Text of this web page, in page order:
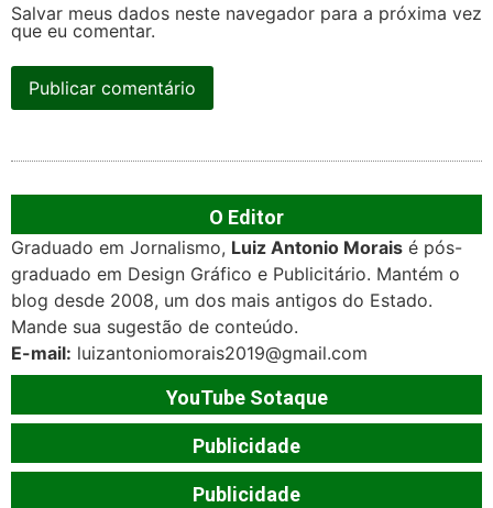
Salvar meus dados neste navegador para a próxima vez
que eu comentar.
O Editor
Graduado em Jornalismo, Luiz Antonio Morais é pós-
graduado em Design Gráfico e Publicitário. Mantém o
blog desde 2008, um dos mais antigos do Estado.
Mande sua sugestão de conteúdo.
E-mail: luizantoniomorais2019@gmail.com
YouTube Sotaque
Publicidade
Publicidade